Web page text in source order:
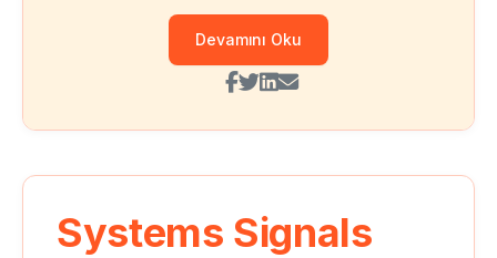
Devamını Oku
Systems Signals